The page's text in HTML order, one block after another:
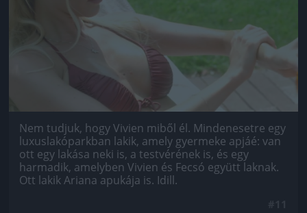
Nem tudjuk, hogy Vivien miből él. Mindenesetre egy
luxuslakóparkban lakik, amely gyermeke apjáé: van
ott egy lakása neki is, a testvérének is, és egy
harmadik, amelyben Vivien és Fecsó együtt laknak.
Ott lakik Ariana apukája is. Idill.